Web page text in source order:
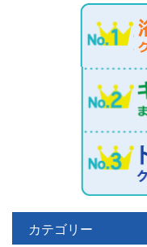
カテゴリー